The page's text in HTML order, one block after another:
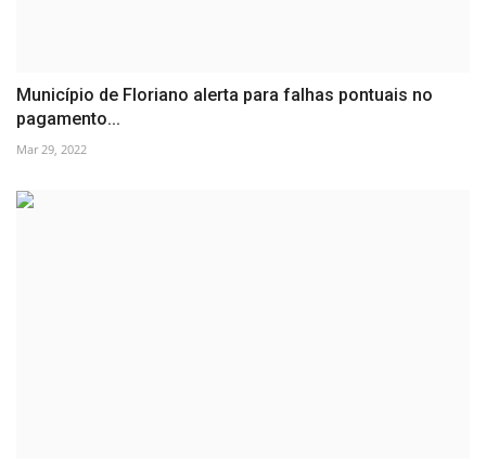
Município de Floriano alerta para falhas pontuais no
pagamento...
Mar 29, 2022